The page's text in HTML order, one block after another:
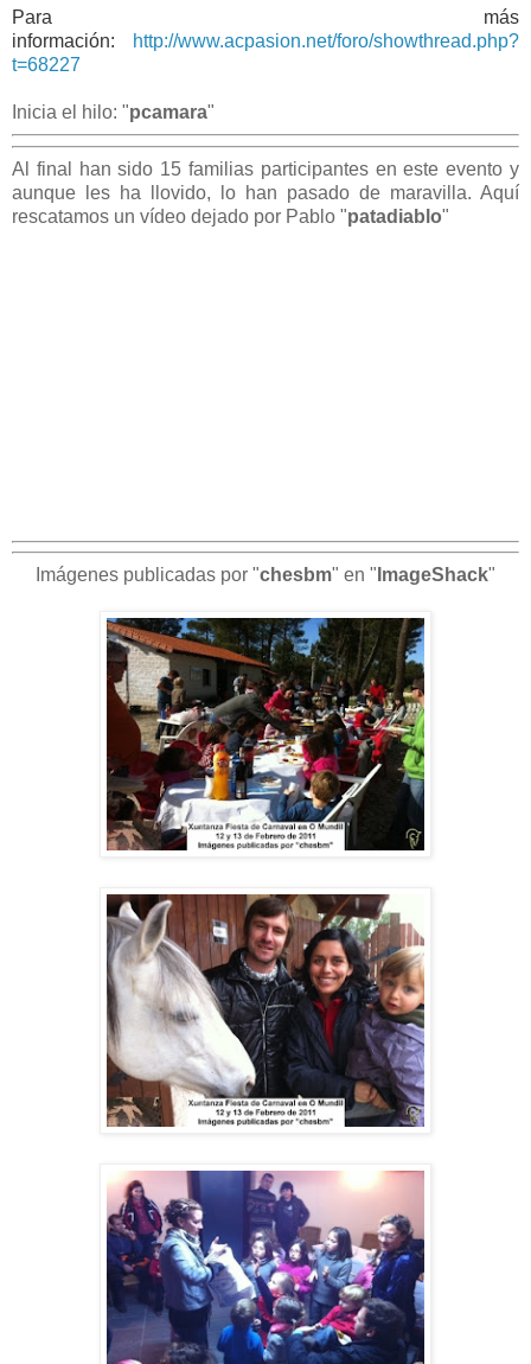
Para más
información:
http://www.acpasion.net/foro/showthread.php?
t=68227
Inicia el hilo: "pcamara"
Al final han sido 15 familias participantes en este evento y
aunque les ha llovido, lo han pasado de maravilla. Aquí
rescatamos un vídeo dejado por Pablo "patadiablo"
Imágenes publicadas por "chesbm" en " ImageShack"